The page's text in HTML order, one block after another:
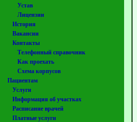
Устав
Лицензии
История
Вакансии
Контакты
Телефонный справочник
Как проехать
Схема корпусов
Пациентам
Услуги
Информация об участках
Расписание врачей
Платные услуги